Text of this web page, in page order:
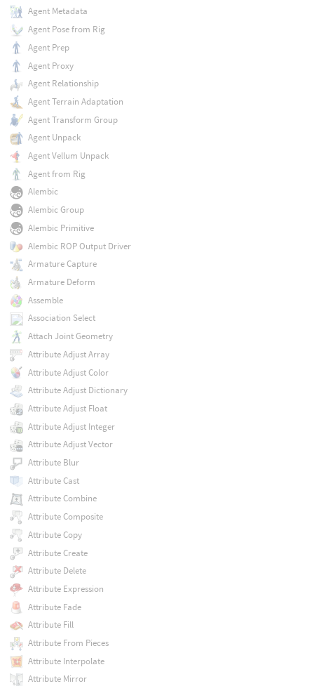
Agent Metadata
Agent Pose from Rig
Agent Prep
Agent Proxy
Agent Relationship
Agent Terrain Adaptation
Agent Transform Group
Agent Unpack
Agent Vellum Unpack
Agent from Rig
Alembic
Alembic Group
Alembic Primitive
Alembic ROP Output Driver
Armature Capture
Armature Deform
Assemble
Association Select
Attach Joint Geometry
Attribute Adjust Array
Attribute Adjust Color
Attribute Adjust Dictionary
Attribute Adjust Float
Attribute Adjust Integer
Attribute Adjust Vector
Attribute Blur
Attribute Cast
Attribute Combine
Attribute Composite
Attribute Copy
Attribute Create
Attribute Delete
Attribute Expression
Attribute Fade
Attribute Fill
Attribute From Pieces
Attribute Interpolate
Attribute Mirror